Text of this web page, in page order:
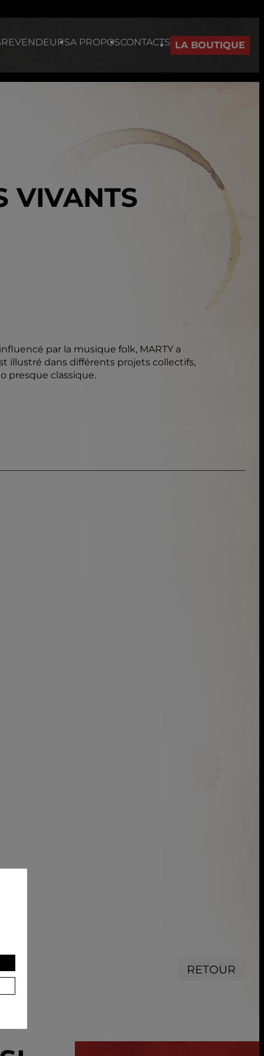
REVENDEURSA PROPOSCONTACTS LA BOUTIQUE
VIVANTS
par la musique folk, MARTY a
illustré dans différents projets collectifs,
presque classique.
RETOUR